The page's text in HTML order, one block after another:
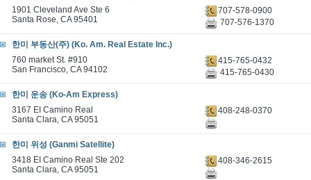
1901 Cleveland Ave Ste 6
Santa Rose, CA 95401
707-578-0900
707-576-1370
한미 부동산(주) (Ko. Am. Real Estate Inc.)
760 market St. #910
San Francisco, CA 94102
415-765-0432
415-765-0430
한미 운송 (Ko-Am Express)
3167 EI Camino Real
Santa Clara, CA 95051
408-248-0370
한미 위성 (Ganmi Satellite)
3418 EI Camino Real Ste 202
Santa Clara, CA 95051
408-346-2615